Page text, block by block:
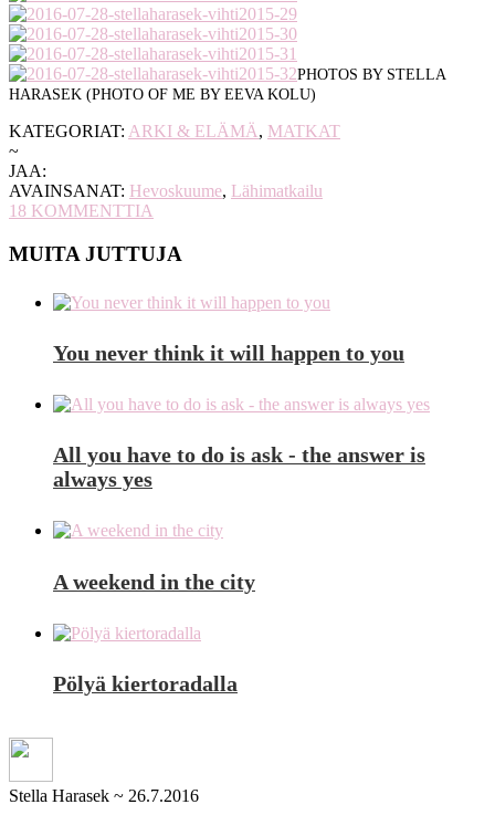
PHOTOS BY STELLA
HARASEK (PHOTO OF ME BY EEVA KOLU)
KATEGORIAT: ARKI & ELÄMÄ, MATKAT
~
JAA:
AVAINSANAT: Hevoskuume, Lähimatkailu
18 KOMMENTTIA
MUITA JUTTUJA
You never think it will happen to you
All you have to do is ask - the answer is
always yes
A weekend in the city
Pölyä kiertoradalla
Stella Harasek ~ 26.7.2016